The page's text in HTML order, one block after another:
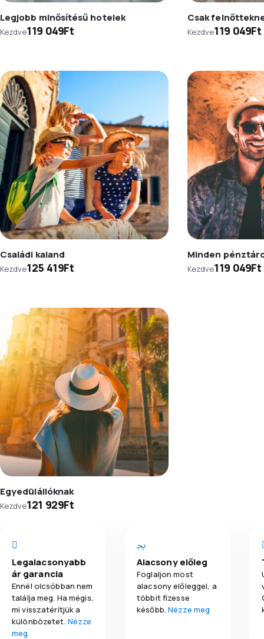
Legjobb minősítésű hotelek
Kezdve119 049Ft
Csak
Kezdve119 049Ft
Családi kaland
Kezdve125 419Ft
Minden
Kezdve119 049Ft
Egyedülállóknak
Kezdve121 929Ft
Legalacsonyabb
ár garancia
Ennél olcsóbban nem
találja meg. Ha mégis,
mi visszatérítjük a
különbözetet. Nézze
meg
Alacsony előleg
Foglaljon most
alacsony előleggel, a
többit fizesse
később.Nézze meg